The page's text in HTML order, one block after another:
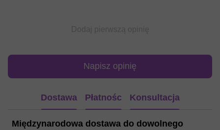
Napisz opinię
Dostawa Płatnośc Konsultacja
Międzynarodowa dostawa do dowolnego